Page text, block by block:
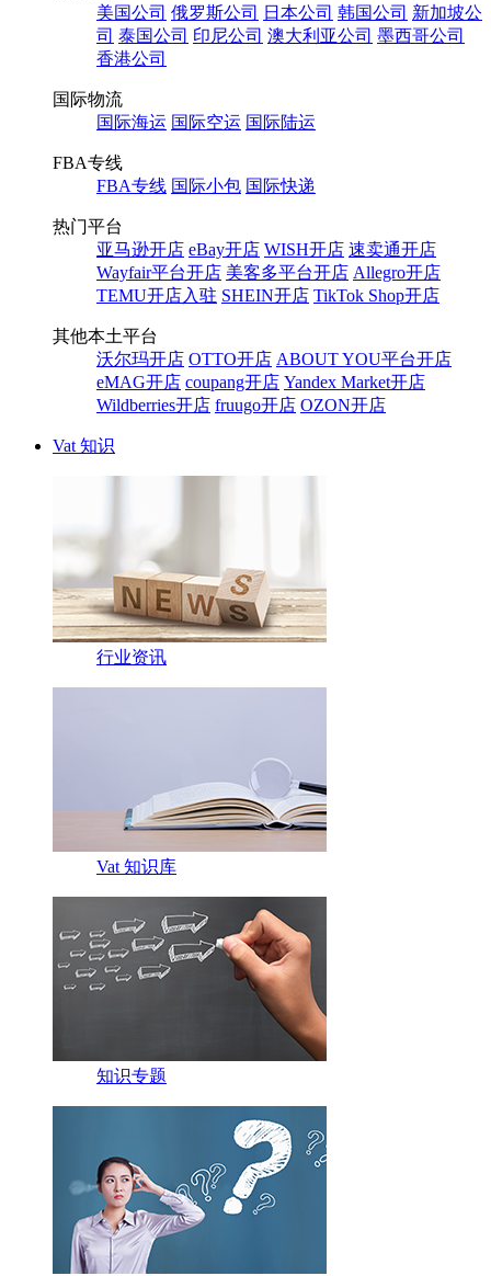
美国公司 俄罗斯公司 日本公司 韩国公司 新加坡公
司 泰国公司 印尼公司 澳大利亚公司 墨西哥公司
香港公司
国际物流
国际海运 国际空运 国际陆运
FBA专线
FBA专线 国际小包 国际快递
热门平台
亚马逊开店 eBay开店 WISH开店 速卖通开店
Wayfair平台开店 美客多平台开店 Allegro开店
TEMU开店入驻 SHEIN开店 TikTok Shop开店
其他本土平台
沃尔玛开店 OTTO开店 ABOUT YOU平台开店
eMAG开店 coupang开店 Yandex Market开店
Wildberries开店 fruugo开店 OZON开店
Vat 知识
行业资讯
Vat 知识库
知识专题